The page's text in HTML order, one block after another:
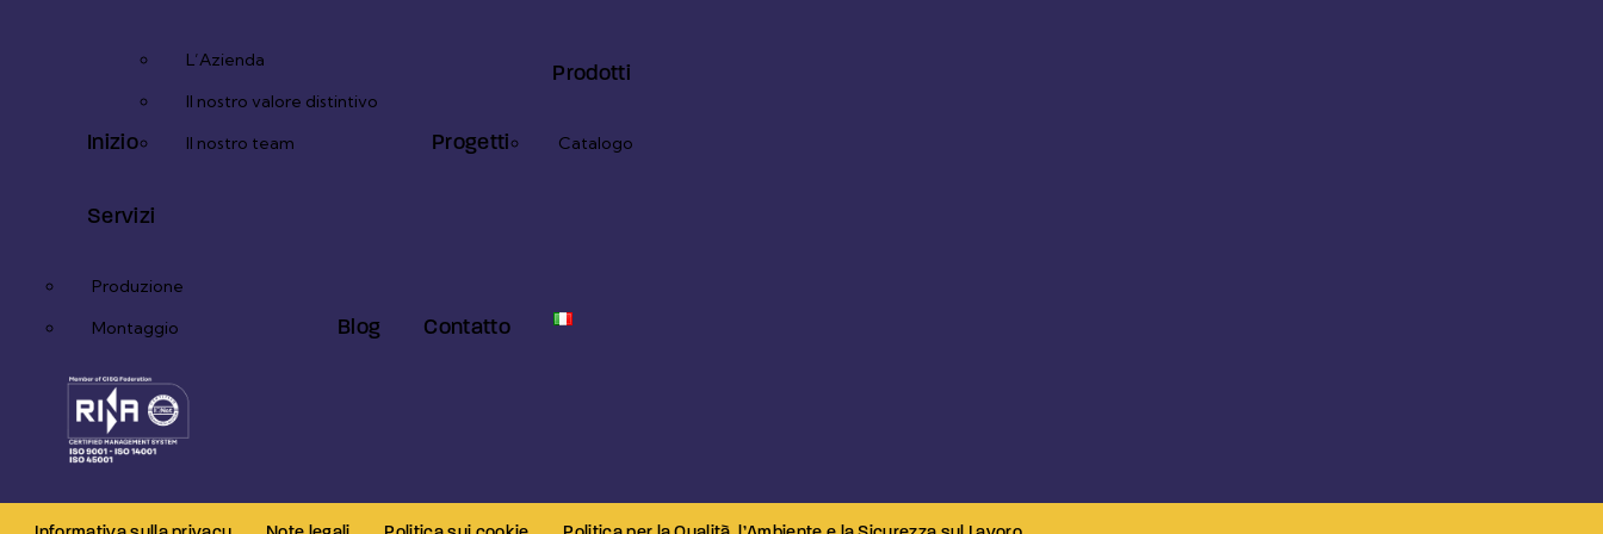
Inizio
L’Azienda
Il nostro valore distintivo
Il nostro team
Progetti
Prodotti
Catalogo
Servizi
Produzione
Montaggio
Blog Contatto